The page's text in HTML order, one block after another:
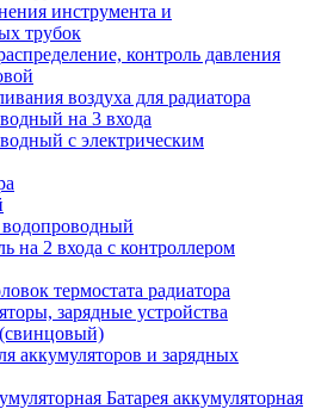
инструмента и
трубок
контроль давления
воздуха для радиатора
на 3 входа
с электрическим
на 2 входа с контроллером
термостата радиатора
зарядные устройства
аккумуляторов и зарядных
Батарея аккумуляторная